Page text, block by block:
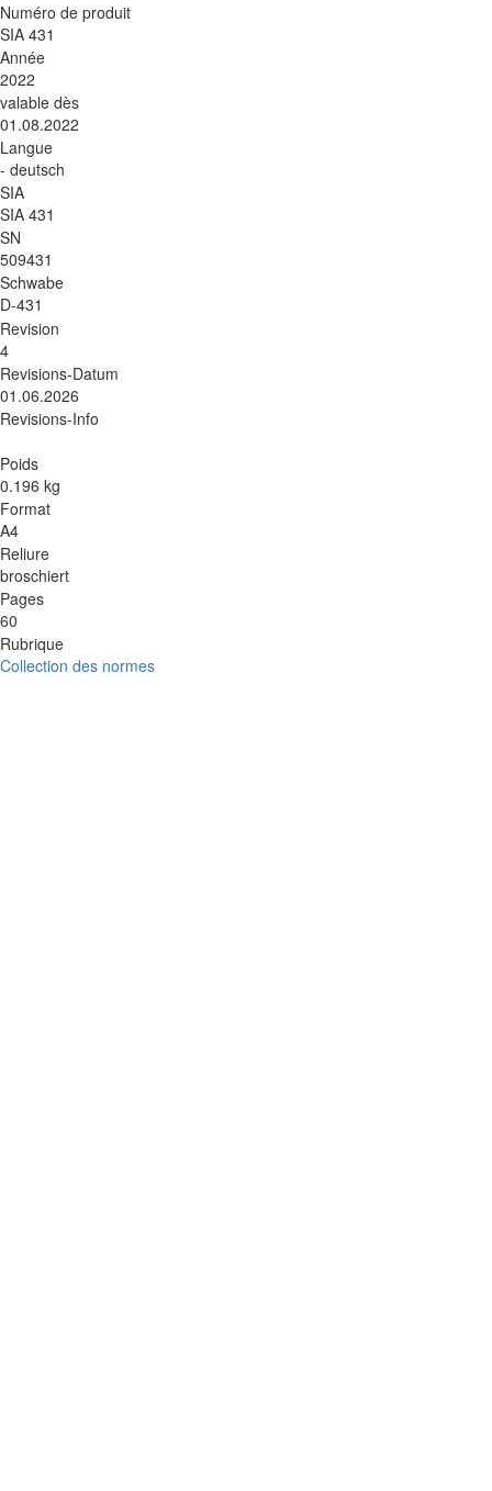
Numéro de produit
SIA 431
Année
2022
valable dès
01.08.2022
Langue
- deutsch
SIA
SIA 431
SN
509431
Schwabe
D-431
Revision
4
Revisions-Datum
01.06.2026
Revisions-Info
Poids
0.196 kg
Format
A4
Reliure
broschiert
Pages
60
Rubrique
Collection des normes